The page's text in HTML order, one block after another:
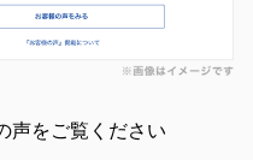
声をご覧ください